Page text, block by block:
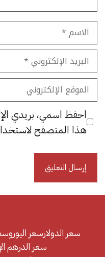
الاسم
البريد
الإلكتروني
الموقع
الإلكتروني
احفظ اسمي، بريدي
هذا المتصفح
سعر الدولارسعر اليورو
سعر الدرهم